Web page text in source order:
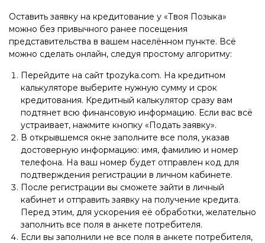
Оставить заявку на кредитование у «Твоя Позыка»
можно без привычного ранее посещения
представительства в вашем населённом пункте. Всё
можно сделать онлайн, следуя простому алгоритму:
Перейдите на сайт tpozyka.com. На кредитном
калькуляторе выберите нужную сумму и срок
кредитования. Кредитный калькулятор сразу вам
подтянет всю финансовую информацию. Если вас всё
устраивает, нажмите кнопку «Подать заявку».
В открывшемся окне заполните все поля, указав
достоверную информацию: имя, фамилию и номер
телефона. На ваш номер будет отправлен код для
подтверждения регистрации в личном кабинете.
После регистрации вы сможете зайти в личный
кабинет и отправить заявку на получение кредита.
Перед этим, для ускорения её обработки, желательно
заполнить все поля в анкете потребителя.
Если вы заполнили не все поля в анкете потребителя,